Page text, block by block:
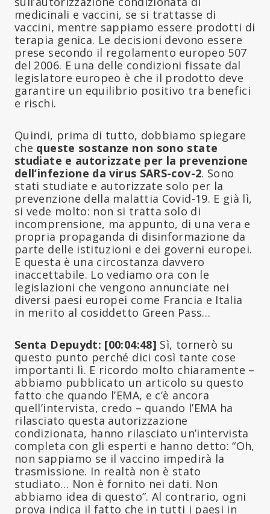
medicinali e vaccini, se si trattasse di
vaccini, mentre sappiamo essere prodotti di
terapia genica. Le decisioni devono essere
prese secondo il regolamento europeo 507
del 2006. E una delle condizioni fissate dal
legislatore europeo è che il prodotto deve
garantire un equilibrio positivo tra benefici
e rischi.
Quindi, prima di tutto, dobbiamo spiegare
che queste sostanze non sono state
studiate e autorizzate per la prevenzione
dell’infezione da virus SARS-cov-2. Sono
stati studiate e autorizzate solo per la
prevenzione della malattia Covid-19. E già lì,
si vede molto: non si tratta solo di
incomprensione, ma appunto, di una vera e
propria propaganda di disinformazione da
parte delle istituzioni e dei governi europei.
E questa è una circostanza davvero
inaccettabile. Lo vediamo ora con le
legislazioni che vengono annunciate nei
diversi paesi europei come Francia e Italia
in merito al cosiddetto Green Pass…
Senta Depuydt: [00:04:48] Sì, tornerò su
questo punto perché dici così tante cose
importanti lì. E ricordo molto chiaramente –
abbiamo pubblicato un articolo su questo
fatto che quando l’EMA, e c’è ancora
quell’intervista, credo – quando l’EMA ha
rilasciato questa autorizzazione
condizionata, hanno rilasciato un’intervista
completa con gli esperti e hanno detto: “Oh,
non sappiamo se il vaccino impedirà la
trasmissione. In realtà non è stato
studiato… Non è fornito nei dati. Non
abbiamo idea di questo”. Al contrario, ogni
prova indica il fatto che in tutti i paesi in